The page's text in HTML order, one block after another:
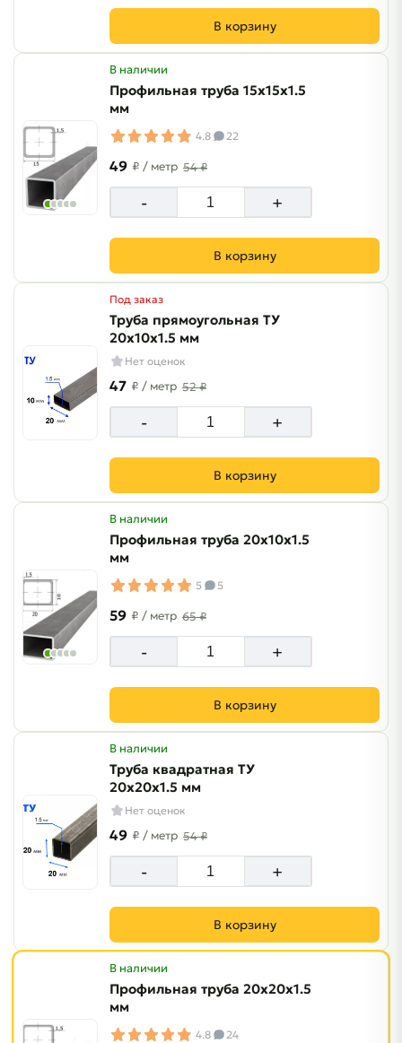
В корзину
В наличии
Профильная труба 15х15х1.5
мм
4.8 22
49 ₽ / метр 54 ₽
- +
В корзину
Под заказ
Труба прямоугольная ТУ
20х10х1.5 мм
Нет оценок
47 ₽ / метр 52 ₽
- +
В корзину
В наличии
Профильная труба 20х10х1.5
мм
5 5
59 ₽ / метр 65 ₽
- +
В корзину
В наличии
Труба квадратная ТУ
20х20х1.5 мм
Нет оценок
49 ₽ / метр 54 ₽
- +
В корзину
В наличии
Профильная труба 20х20х1.5
мм
4.8 24